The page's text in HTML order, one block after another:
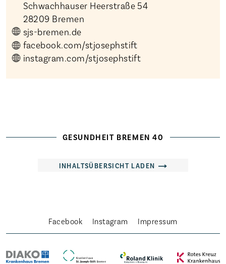
Schwachhauser Heerstraße 54
28209 Bremen
sjs-bremen.de
facebook.com/stjosephstift
instagram.com/stjosephstift
GESUNDHEIT BREMEN 40
INHALTSÜBERSICHT LADEN
Magazin
Kontakt
Facebook Instagram Impressum